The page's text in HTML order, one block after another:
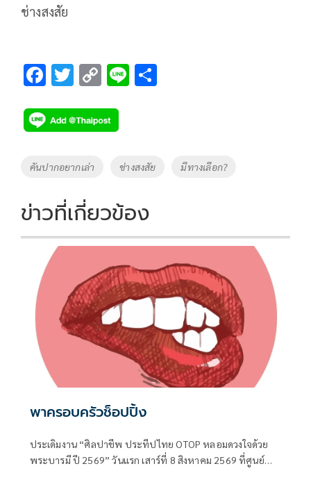
ช่างสงสัย
F
e
b
o
k
T
tt
er
C
p
y
Li
k
Li
Tags
คันปากอยากเล่า ช่างสงสัย มีทางเลือก?
ข่าวที่เกี่ยวข้อง
พาครอบครัวช็อปปิ้ง
ประเดิมงาน “ศิลปาชีพ ประทีปไทย OTOP หลอมดวงใจด้วย
พระบารมี ปี 2569” วันแรก เสาร์ที่ 8 สิงหาคม 2569 ที่ศูนย์